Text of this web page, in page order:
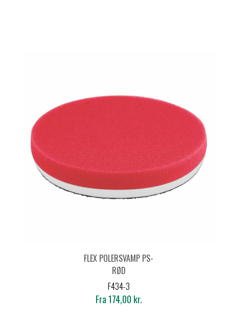
FLEX POLERSVAMP PS-
RØD
F434-3
Fra 174,00 kr.